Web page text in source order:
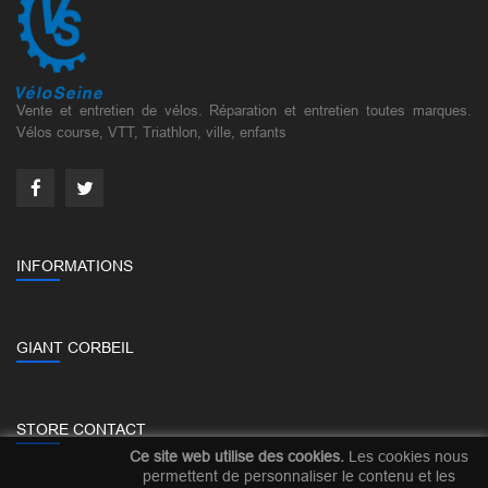
Vente et entretien de vélos. Réparation et entretien toutes marques.
Vélos course, VTT, Triathlon, ville, enfants
INFORMATIONS
GIANT CORBEIL
STORE CONTACT
Ce site web utilise des cookies. Les cookies nous
permettent de personnaliser le contenu et les